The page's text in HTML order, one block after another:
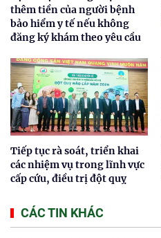
thêm tiền của người bệnh
bảo hiểm y tế nếu không
đăng ký khám theo yêu cầu
Tiếp tục rà soát, triển khai
các nhiệm vụ trong lĩnh vực
cấp cứu, điều trị đột quỵ
CÁC TIN KHÁC